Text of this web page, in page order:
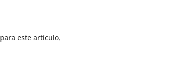
para este artículo.